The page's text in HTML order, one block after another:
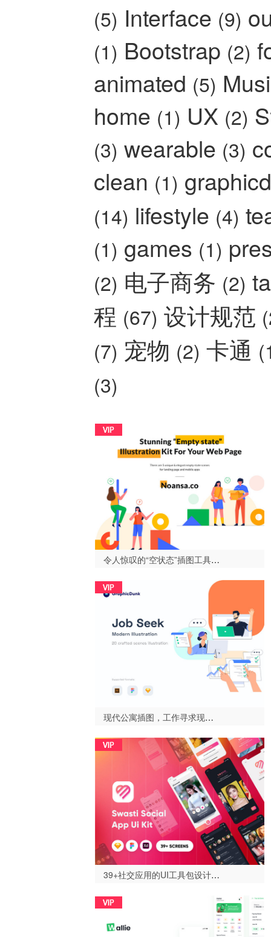
(5) Interface (9)
(1) Bootstrap (2)
animated (5)
home (1) UX (2)
(3) wearable (3)
clean (1)
(14) lifestyle (4)
(1) games (1)
(2) 电子商务 (2)
程 (67) 设计规范
(7) 宠物 (2) 卡通
(3)
令人惊叹的“空状态”插图工具为你的网页，空美国插图套件-设计996
现代公寓插图，工作寻求现代插图-设计996
39+社交应用的UI工具包设计师和开发人员，Swasti - 社交应用的UI套件素描模板（Swasti Social App Ui Kit Sketch Template）-设计996